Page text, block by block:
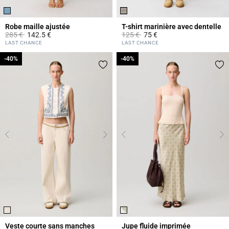
Robe maille ajustée
Prix réduit à partir de
285 €à142.5 €
5 out of 5 Customer Rating
LAST CHANCE
T-shirt marinière avec dentelle
Prix réduit à partir de
125 €à75 €
5 out of 5 Customer Rating
LAST CHANCE
Veste courte sans manches
-40%
-40%
Jupe fluide imprimée
-40%
-40%